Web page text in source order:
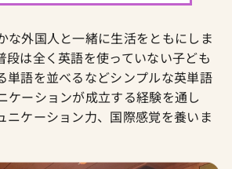
な外国人と一緒に生活をともにしま
段は全く英語を使っていない子ども
単語を並べるなどシンプルな英単語
ケーションが成立する経験を通し
ニケーション力、国際感覚を養いま